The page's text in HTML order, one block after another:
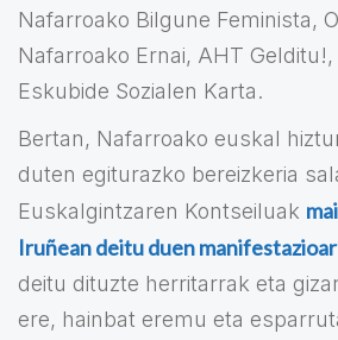
Nafarroako Bilgune Feminista,
Nafarroako Ernai, AHT Gelditu!,
Eskubide Sozialen Karta.
Bertan, Nafarroako euskal
duten egiturazko bereizkeria
Euskalgintzaren Kontseiluak
Iruñean deitu duen
deitu dituzte herritarrak eta
ere, hainbat eremu eta